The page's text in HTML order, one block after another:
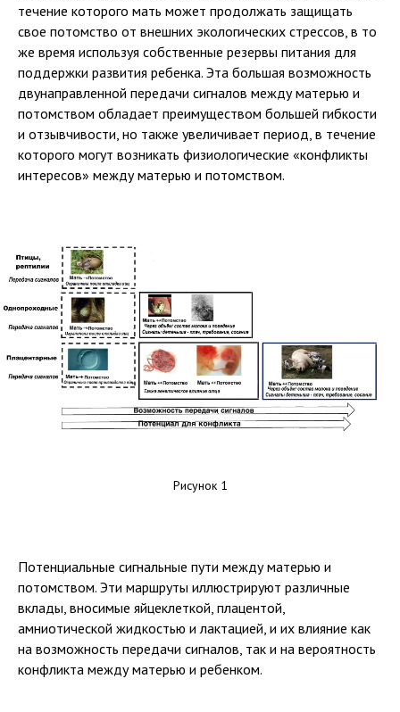
течение которого мать может продолжать защищать
свое потомство от внешних экологических стрессов, в то
же время используя собственные резервы питания для
поддержки развития ребенка. Эта большая возможность
двунаправленной передачи сигналов между матерью и
потомством обладает преимуществом большей гибкости
и отзывчивости, но также увеличивает период, в течение
которого могут возникать физиологические «конфликты
интересов» между матерью и потомством.
Рисунок 1
Потенциальные сигнальные пути между матерью и
потомством. Эти маршруты иллюстрируют различные
вклады, вносимые яйцеклеткой, плацентой,
амниотической жидкостью и лактацией, и их влияние как
на возможность передачи сигналов, так и на вероятность
конфликта между матерью и ребенком.